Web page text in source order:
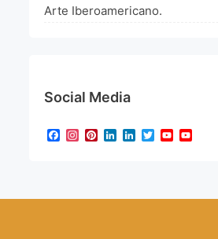
Arte Iberoamericano.
Social Media
Facebook
Instagram
Pinterest
LinkedIn
LinkedIn
TwitterYouTube